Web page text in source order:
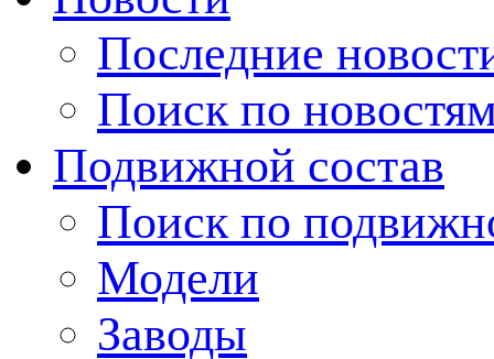
Последние
Поиск по
Подвижной состав
Поиск по
Модели
Заводы